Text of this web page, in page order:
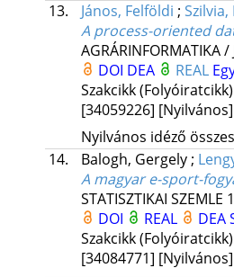
13.
János, Felföldi ;
A process-oriented
AGRÁRINFORMATIKA /
DOI DEA REAL
Szakcikk
[34059226] [Nyilvános]
Nyilvános idéző
14.
Balogh, Gergely;
A magyar e-sport-
STATISZTIKAI SZEMLE
DOI
REAL DEA
Szakcikk
[34084771] [Nyilvános]